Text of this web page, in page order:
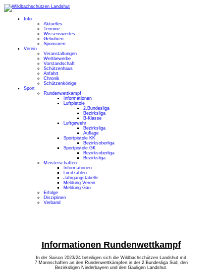
Info
Aktuelles
Termine
Wissenswertes
Gebühren
Sponsoren
Verein
Veranstaltungen
Wettbewerbe
Vorstandschaft
Schützenhaus
Anfahrt
Chronik
Schützenkönige
Sport
Rundenwettkampf
Informationen
Luftpistole
2.Bundesliga
Bezirksliga
B-Klasse
Luftgewehr
Bezirksliga
Auflage
Sportpistole KK
Bezirksoberliga
Sportpistole GK
Bezirksoberliga
Bezirksliga
Meisterschaften
Informationen
Limitzahlen
Jahrgangstabelle
Meldung Verein
Meldung Gau
Erfolge
Disziplinen
Verband
Informationen Rundenwettkampf
In der Saison 2023/24 beteiligen sich die Wildbachschützen Landshut mit
7 Mannschaften an den Rundenwettkämpfen in der 2.Bundesliga Süd, den
Bezirksligen Niederbayern und den Gauligen Landshut.